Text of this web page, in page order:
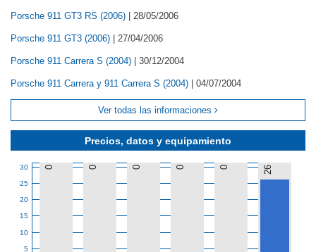
Precios, datos y equipamiento
5
10
15
20
25
30 0 0 0 0 0 26
Porsche 911 GT3 RS (2006) 28/05/2006
Porsche 911 GT3 (2006) 27/04/2006
Porsche 911 Carrera S (2004) 30/12/2004
Porsche 911 Carrera y 911 Carrera S (2004) 04/07/2004
Ver todas las informaciones